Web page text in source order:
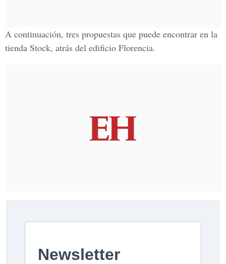
A continuación, tres propuestas que puede encontrar en la
tienda Stock, atrás del edificio Florencia.